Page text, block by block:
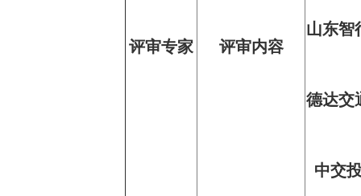
评审专家 评审内容
山东智
德达交
中交